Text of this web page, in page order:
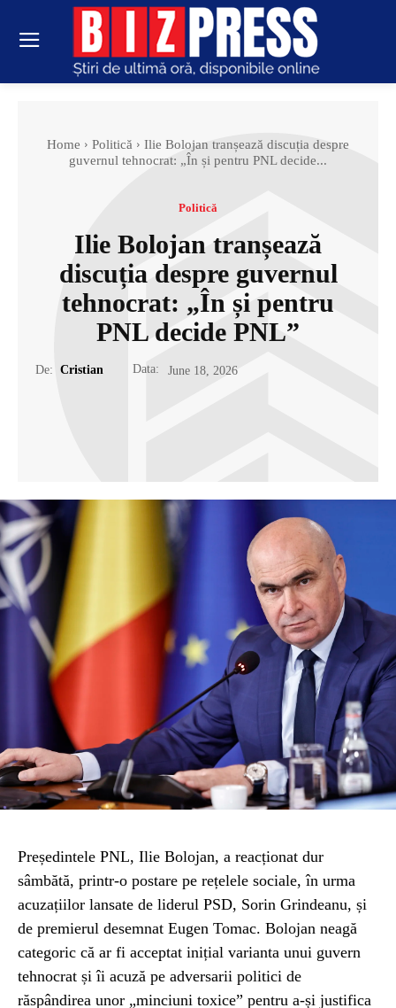
Home Politică
Ilie Bolojan tranșează discuția despre
guvernul tehnocrat: „În și pentru PNL decide...
Politică
Ilie Bolojan tranșează
discuția despre guvernul
tehnocrat: „În și pentru
PNL decide PNL”
De: Cristian Data: June 18, 2026
Președintele PNL, Ilie Bolojan, a reacționat dur
sâmbătă, printr-o postare pe rețelele sociale, în urma
acuzațiilor lansate de liderul PSD, Sorin Grindeanu, și
de premierul desemnat Eugen Tomac. Bolojan neagă
categoric că ar fi acceptat inițial varianta unui guvern
tehnocrat și îi acuză pe adversarii politici de
răspândirea unor „minciuni toxice” pentru a-și justifica